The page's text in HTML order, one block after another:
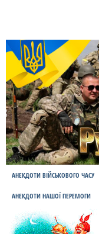
АНЕКДОТИ ВІЙСЬКОВОГО ЧАСУ
АНЕКДОТИ НАШОЇ ПЕРЕМОГИ